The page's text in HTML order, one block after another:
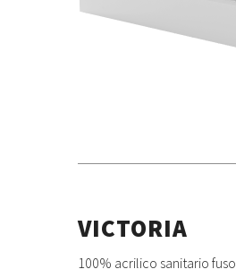
VICTORIA
100% acrilico sanitario fuso